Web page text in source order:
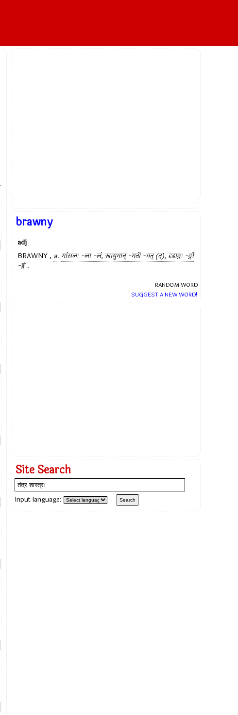
brawny
adj
BRAWNY , a. मांसलः -ला -लं, स्नायुमान् -मती -मत् (त्), दृढाङ्गः -ङ्गी
-ङ्गं .
RANDOM WORD
SUGGEST A NEW WORD!
Site Search
Input language: